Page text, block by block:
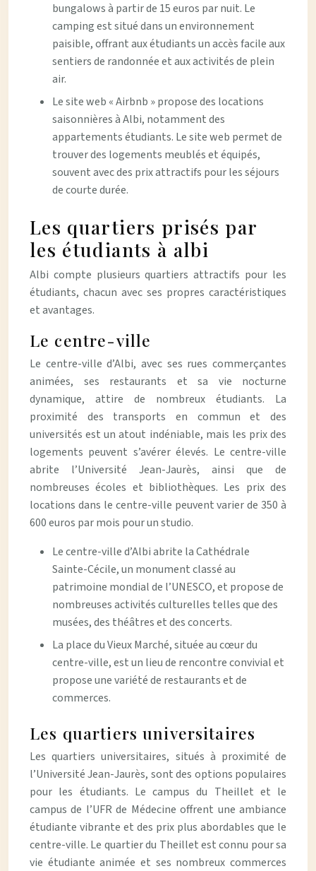
bungalows à partir de 15 euros par nuit. Le
camping est situé dans un environnement
paisible, offrant aux étudiants un accès facile aux
sentiers de randonnée et aux activités de plein
air.
Le site web « Airbnb » propose des locations
saisonnières à Albi, notamment des
appartements étudiants. Le site web permet de
trouver des logements meublés et équipés,
souvent avec des prix attractifs pour les séjours
de courte durée.
Les quartiers prisés par
les étudiants à albi
Albi compte plusieurs quartiers attractifs pour les
étudiants, chacun avec ses propres caractéristiques
et avantages.
Le centre-ville
Le centre-ville d’Albi, avec ses rues commerçantes
animées, ses restaurants et sa vie nocturne
dynamique, attire de nombreux étudiants. La
proximité des transports en commun et des
universités est un atout indéniable, mais les prix des
logements peuvent s’avérer élevés. Le centre-ville
abrite l’Université Jean-Jaurès, ainsi que de
nombreuses écoles et bibliothèques. Les prix des
locations dans le centre-ville peuvent varier de 350 à
600 euros par mois pour un studio.
Le centre-ville d’Albi abrite la Cathédrale
Sainte-Cécile, un monument classé au
patrimoine mondial de l’UNESCO, et propose de
nombreuses activités culturelles telles que des
musées, des théâtres et des concerts.
La place du Vieux Marché, située au cœur du
centre-ville, est un lieu de rencontre convivial et
propose une variété de restaurants et de
commerces.
Les quartiers universitaires
Les quartiers universitaires, situés à proximité de
l’Université Jean-Jaurès, sont des options populaires
pour les étudiants. Le campus du Theillet et le
campus de l’UFR de Médecine offrent une ambiance
étudiante vibrante et des prix plus abordables que le
centre-ville. Le quartier du Theillet est connu pour sa
vie étudiante animée et ses nombreux commerces